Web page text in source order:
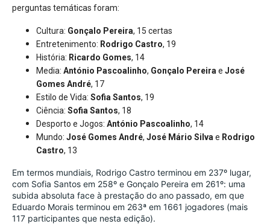
perguntas temáticas foram:
Cultura: Gonçalo Pereira, 15 certas
Entretenimento: Rodrigo Castro, 19
História: Ricardo Gomes, 14
Media: António Pascoalinho, Gonçalo Pereira e José
Gomes André, 17
Estilo de Vida: Sofia Santos, 19
Ciência: Sofia Santos, 18
Desporto e Jogos: António Pascoalinho, 14
Mundo: José Gomes André, José Mário Silva e Rodrigo
Castro, 13
Em termos mundiais, Rodrigo Castro terminou em 237º lugar,
com Sofia Santos em 258º e Gonçalo Pereira em 261º: uma
subida absoluta face à prestação do ano passado, em que
Eduardo Morais terminou em 263ª em 1661 jogadores (mais
117 participantes que nesta edição).